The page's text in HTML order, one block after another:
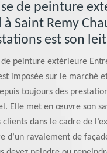
de peinture
Saint Remy
est son
de peinture extérieure
imposée sur le marché
toujours des
Elle met en œuvre son
clients dans le cadre de
d’un ravalement de